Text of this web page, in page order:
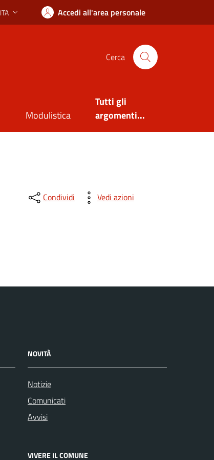
Lingua attiva:
ITA Accedi all'area personale
Cerca
Modulistica
Tutti gli
argomenti...
Condividi Vedi azioni
NOVITÀ
Notizie
Comunicati
Avvisi
VIVERE IL COMUNE